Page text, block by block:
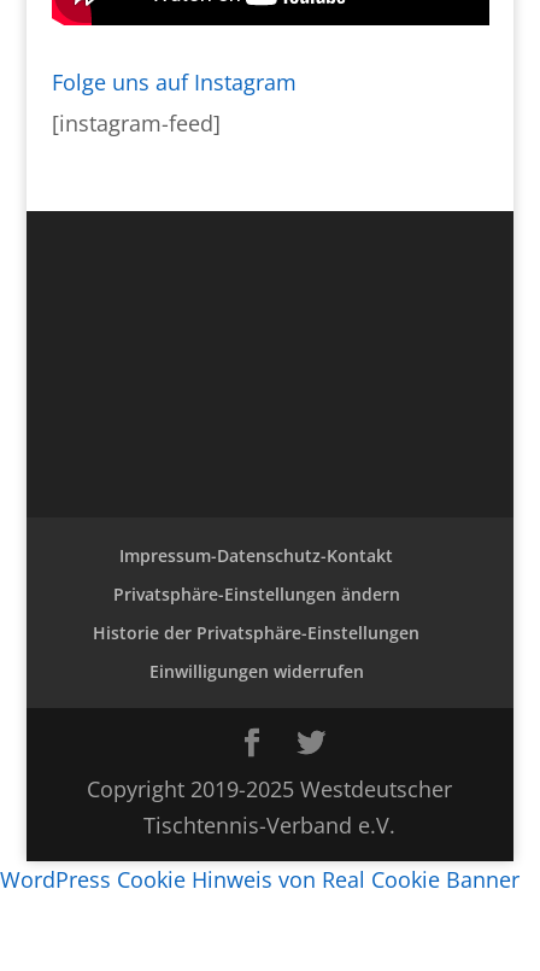
Folge uns auf Instagram
[instagram-feed]
Impressum-Datenschutz-Kontakt
Privatsphäre-Einstellungen ändern
Historie der Privatsphäre-Einstellungen
Einwilligungen widerrufen
Copyright 2019-2025 Westdeutscher
Tischtennis-Verband e.V.
WordPress Cookie Hinweis von Real Cookie Banner